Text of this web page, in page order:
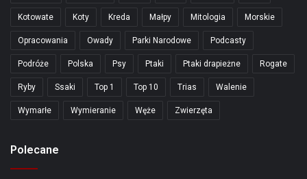
Kotowate Koty Kreda Małpy Mitologia Morskie
Opracowania Owady Parki Narodowe Podcasty
Podróże Polska Psy Ptaki Ptaki drapieżne Rogate
Ryby Ssaki Top 1 Top 10 Trias Walenie
Wymarłe Wymieranie Węże Zwierzęta
Polecane